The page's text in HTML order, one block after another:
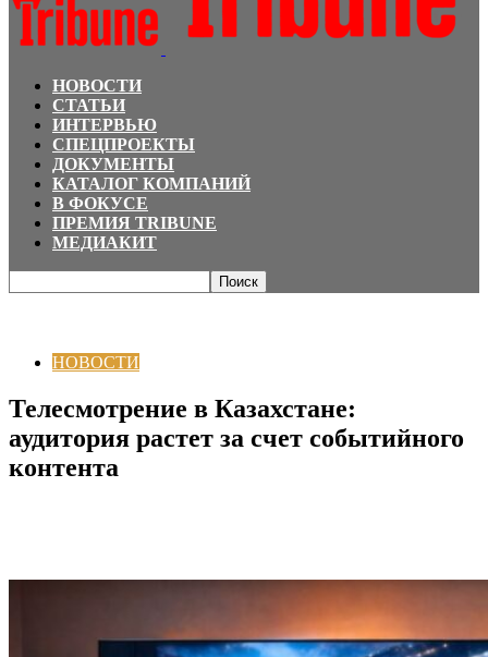
НОВОСТИ
СТАТЬИ
ИНТЕРВЬЮ
СПЕЦПРОЕКТЫ
ДОКУМЕНТЫ
КАТАЛОГ КОМПАНИЙ
В ФОКУСЕ
ПРЕМИЯ TRIBUNE
МЕДИАКИТ
НОВОСТИ
Телесмотрение в Казахстане:
аудитория растет за счет событийного
контента